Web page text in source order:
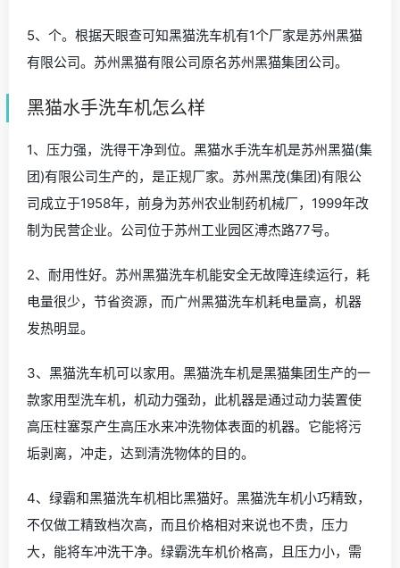
5、个。根据天眼查可知黑猫洗车机有1个厂家是苏州黑猫
有限公司。苏州黑猫有限公司原名苏州黑猫集团公司。
黑猫水手洗车机怎么样
1、压力强，洗得干净到位。黑猫水手洗车机是苏州黑猫(集
团)有限公司生产的，是正规厂家。苏州黑茂(集团)有限公
司成立于1958年，前身为苏州农业制药机械厂，1999年改
制为民营企业。公司位于苏州工业园区溥杰路77号。
2、耐用性好。苏州黑猫洗车机能安全无故障连续运行，耗
电量很少，节省资源，而广州黑猫洗车机耗电量高，机器
发热明显。
3、黑猫洗车机可以家用。黑猫洗车机是黑猫集团生产的一
款家用型洗车机，机动力强劲，此机器是通过动力装置使
高压柱塞泵产生高压水来冲洗物体表面的机器。它能将污
垢剥离，冲走，达到清洗物体的目的。
4、绿霸和黑猫洗车机相比黑猫好。黑猫洗车机小巧精致，
不仅做工精致档次高，而且价格相对来说也不贵，压力
大，能将车冲洗干净。绿霸洗车机价格高，且压力小，需